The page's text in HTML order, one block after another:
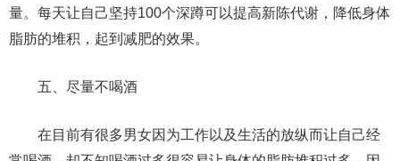
量。每天让自己坚持100个深蹲可以提高新陈代谢，降低身体
脂肪的堆积，起到减肥的效果。
五、尽量不喝酒
在目前有很多男女因为工作以及生活的放纵而让自己经